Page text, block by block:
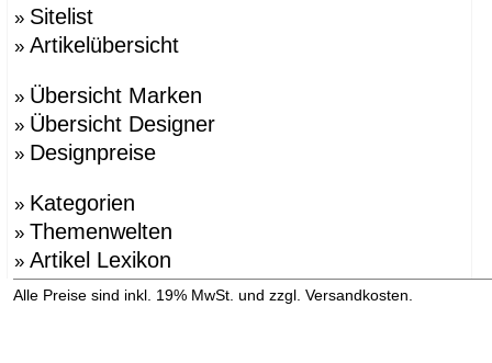
» Sitelist
» Artikelübersicht
» Übersicht Marken
» Übersicht Designer
» Designpreise
» Kategorien
» Themenwelten
» Artikel Lexikon
Alle Preise sind inkl. 19% MwSt. und zzgl. Versandkosten.